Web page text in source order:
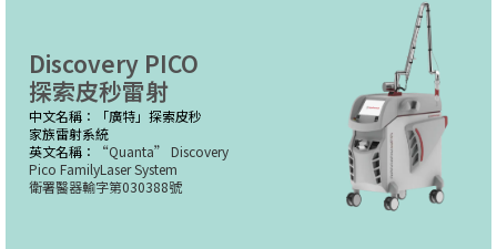
Discovery PICO
探索皮秒雷射
中文名稱：「廣特」探索皮秒
家族雷射系統
英文名稱：
“Quanta” Discovery
Pico FamilyLaser System
衛署醫器輸字第030388號